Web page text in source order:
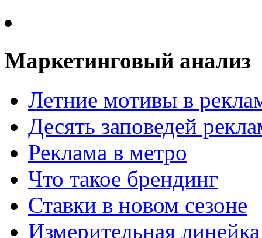
Маркетинговый анализ
Летние мотивы в
Десять заповедей
Реклама в метро
Что такое брендинг
Ставки в новом сезоне
Измерительная